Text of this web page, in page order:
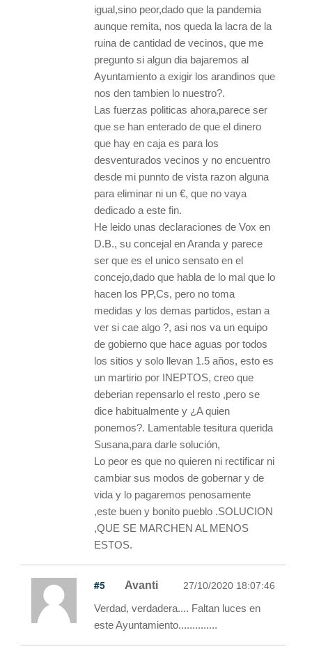
igual,sino peor,dado que la pandemia
aunque remita, nos queda la lacra de la
ruina de cantidad de vecinos, que me
pregunto si algun dia bajaremos al
Ayuntamiento a exigir los arandinos que
nos den tambien lo nuestro?.
Las fuerzas politicas ahora,parece ser
que se han enterado de que el dinero
que hay en caja es para los
desventurados vecinos y no encuentro
desde mi punnto de vista razon alguna
para eliminar ni un €, que no vaya
dedicado a este fin.
He leido unas declaraciones de Vox en
D.B., su concejal en Aranda y parece
ser que es el unico sensato en el
concejo,dado que habla de lo mal que lo
hacen los PP,Cs, pero no toma
medidas y los demas partidos, estan a
ver si cae algo ?, asi nos va un equipo
de gobierno que hace aguas por todos
los sitios y solo llevan 1.5 años, esto es
un martirio por INEPTOS, creo que
deberian repensarlo el resto ,pero se
dice habitualmente y ¿A quien
ponemos?. Lamentable tesitura querida
Susana,para darle solución,
Lo peor es que no quieren ni rectificar ni
cambiar sus modos de gobernar y de
vida y lo pagaremos penosamente
,este buen y bonito pueblo .SOLUCION
,QUE SE MARCHEN AL MENOS
ESTOS.
#5 Avanti 27/10/2020 18:07:46
Verdad, verdadera.... Faltan luces en
este Ayuntamiento..............